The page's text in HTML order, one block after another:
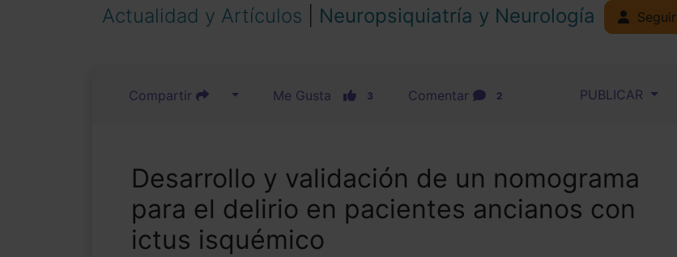
Actualidad y Artículos Neuropsiquiatría y Neurología Seguir
Compartir Me Gusta 3 Comentar 2 PUBLICAR
Desarrollo y validación de un nomograma
para el delirio en pacientes ancianos con
ictus isquémico